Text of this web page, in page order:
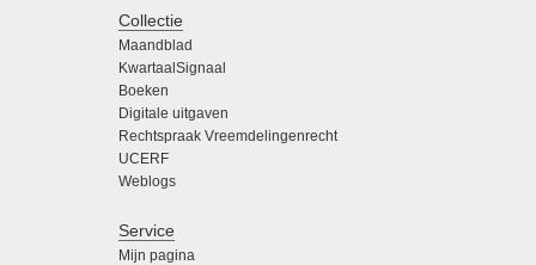
Collectie
Maandblad
KwartaalSignaal
Boeken
Digitale uitgaven
Rechtspraak Vreemdelingenrecht
UCERF
Weblogs
Service
Mijn pagina